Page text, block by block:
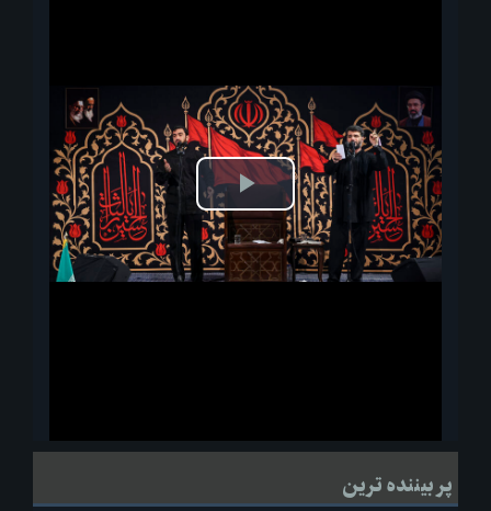
پخش
ویدیو
لحظاتی از قرائت زیارت اربعین امام حسین(ع) در مراسم عزاداری هیئات
پر بیننده ترین